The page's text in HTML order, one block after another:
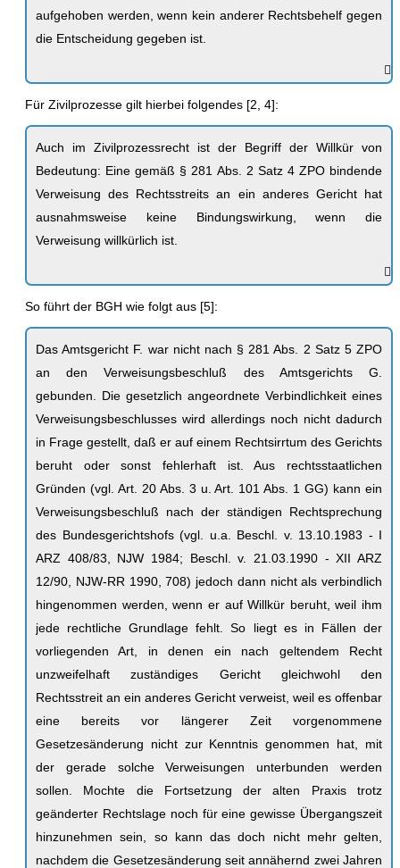
aufgehoben werden, wenn kein anderer Rechtsbehelf gegen
die Entscheidung gegeben ist.
Für Zivilprozesse gilt hierbei folgendes [2, 4]:
Auch im Zivilprozessrecht ist der Begriff der Willkür von
Bedeutung: Eine gemäß § 281 Abs. 2 Satz 4 ZPO bindende
Verweisung des Rechtsstreits an ein anderes Gericht hat
ausnahmsweise keine Bindungswirkung, wenn die
Verweisung willkürlich ist.
So führt der BGH wie folgt aus [5]:
Das Amtsgericht F. war nicht nach § 281 Abs. 2 Satz 5 ZPO
an den Verweisungsbeschluß des Amtsgerichts G.
gebunden. Die gesetzlich angeordnete Verbindlichkeit eines
Verweisungsbeschlusses wird allerdings noch nicht dadurch
in Frage gestellt, daß er auf einem Rechtsirrtum des Gerichts
beruht oder sonst fehlerhaft ist. Aus rechtsstaatlichen
Gründen (vgl. Art. 20 Abs. 3 u. Art. 101 Abs. 1 GG) kann ein
Verweisungsbeschluß nach der ständigen Rechtsprechung
des Bundesgerichtshofs (vgl. u.a. Beschl. v. 13.10.1983 - I
ARZ 408/83, NJW 1984; Beschl. v. 21.03.1990 - XII ARZ
12/90, NJW-RR 1990, 708) jedoch dann nicht als verbindlich
hingenommen werden, wenn er auf Willkür beruht, weil ihm
jede rechtliche Grundlage fehlt. So liegt es in Fällen der
vorliegenden Art, in denen ein nach geltendem Recht
unzweifelhaft zuständiges Gericht gleichwohl den
Rechtsstreit an ein anderes Gericht verweist, weil es offenbar
eine bereits vor längerer Zeit vorgenommene
Gesetzesänderung nicht zur Kenntnis genommen hat, mit
der gerade solche Verweisungen unterbunden werden
sollen. Mochte die Fortsetzung der alten Praxis trotz
geänderter Rechtslage noch für eine gewisse Übergangszeit
hinzunehmen sein, so kann das doch nicht mehr gelten,
nachdem die Gesetzesänderung seit annähernd zwei Jahren